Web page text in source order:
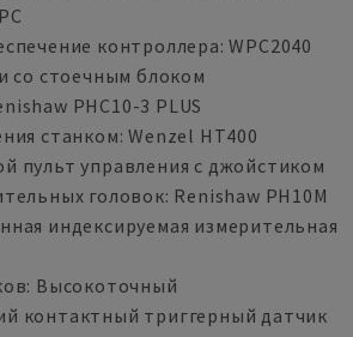
контроллера: WPC2040
со стоечным блоком
PHC10-3 PLUS
станком: Wenzel HT400
пульт управления с джойстиком
головок: Renishaw PH10M
индексируемая измерительная
Высокоточный
контактный триггерный датчик